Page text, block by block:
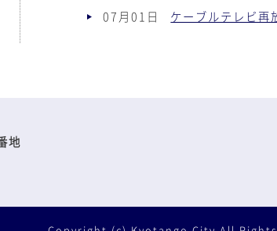
07月01日
ケーブルテレビ再
地